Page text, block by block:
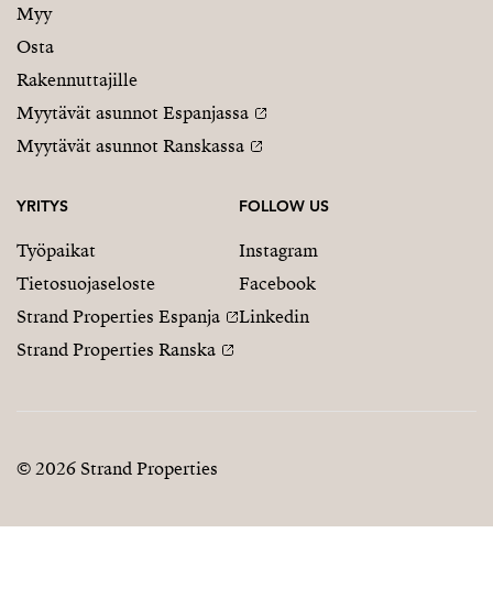
Myy
Osta
Rakennuttajille
Myytävät asunnot Espanjassa
Myytävät asunnot Ranskassa
YRITYS
Työpaikat
Tietosuojaseloste
Strand Properties Espanja
Strand Properties Ranska
FOLLOW US
Instagram
Facebook
Linkedin
© 2026 Strand Properties